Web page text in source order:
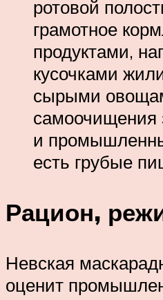
ротовой
грамотное
продуктами,
кусочками
сырыми
самоочищения
и
есть грубые
Рацион,
Невская
оценит